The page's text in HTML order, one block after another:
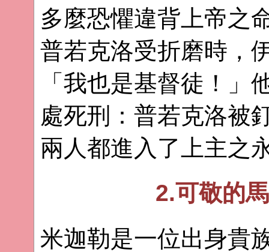
多麼恐懼違背上帝之
普若克洛受折磨時，
「我也是基督徒！」
處死刑：普若克洛被
兩人都進入了上主之
2.可敬的
米迦勒是一位出身貴